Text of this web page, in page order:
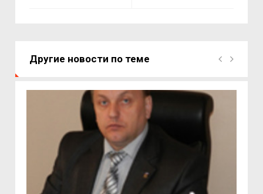
Другие новости по теме